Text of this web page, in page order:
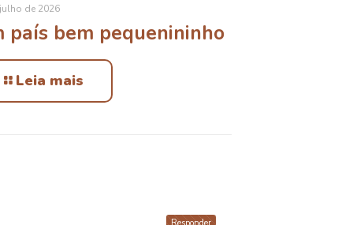
de 2026
país bem pequenininho
Leia mais